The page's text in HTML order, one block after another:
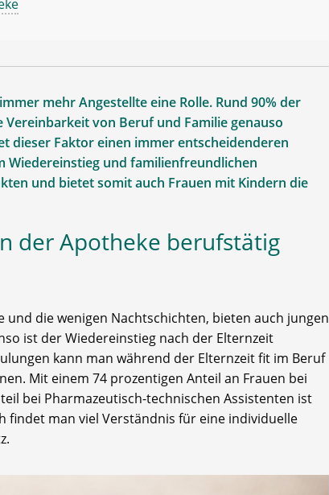
mehr Angestellte eine Rolle. Rund 90% der
von Beruf und Familie genauso
dieser Faktor einen immer entscheidenderen
Wiedereinstieg und familienfreundlichen
und bietet somit auch Frauen mit Kindern die
der Apotheke berufstätig
die wenigen Nachtschichten, bieten auch jungen
ist der Wiedereinstieg nach der Elternzeit
kann man während der Elternzeit fit im Beruf
Mit einem 74 prozentigen Anteil an Frauen bei
bei Pharmazeutisch-technischen Assistenten ist
findet man viel Verständnis für eine individuelle